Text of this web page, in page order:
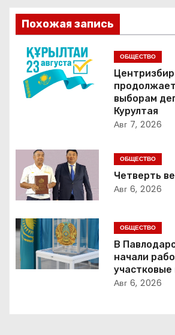
в
и
а
я
п
о
з
а
Похожая запись
ОБЩЕСТВО
выборам
Курултая
Авг 7, 2026
ОБЩЕСТВО
Четверть
Авг 6, 2026
ОБЩЕСТВО
В
начали
участковые
Авг 6, 2026